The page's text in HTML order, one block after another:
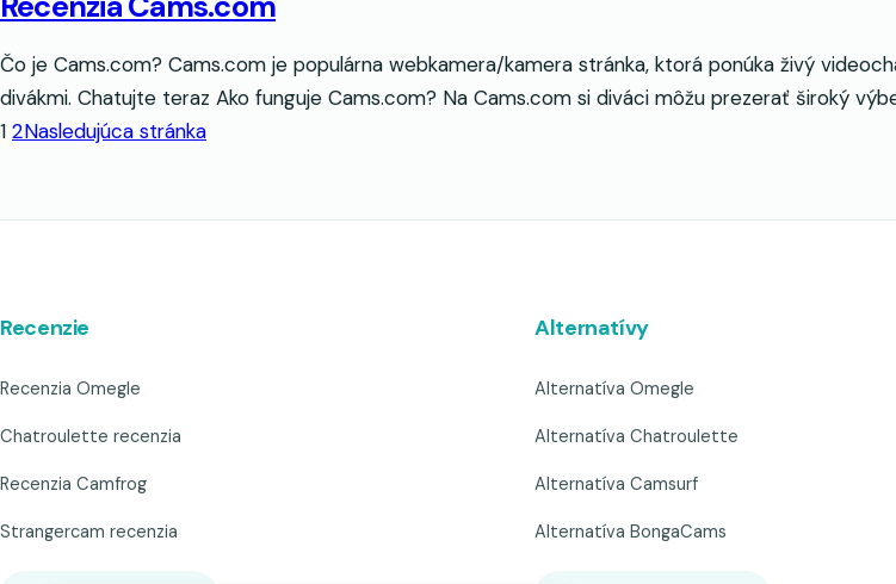
Čo je Cams.com? Cams.com je populárna webkamera/kamera stránka, ktorá ponúka živý
divákmi. Chatujte teraz Ako funguje Cams.com? Na Cams.com si diváci môžu prezerať široký
1 2Nasledujúca stránka
Recenzie
Recenzia Omegle
Chatroulette recenzia
Recenzia Camfrog
Strangercam recenzia
Alternatívy
Alternatíva Omegle
Alternatíva Chatroulette
Alternatíva Camsurf
Alternatíva BongaCams